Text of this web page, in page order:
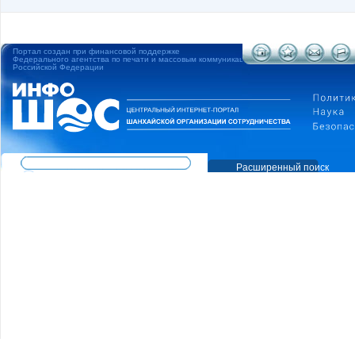
Портал создан при финансовой поддержке
Федерального агентства по печати и массовым коммуникациям
Российской Федерации
Расширенный поиск